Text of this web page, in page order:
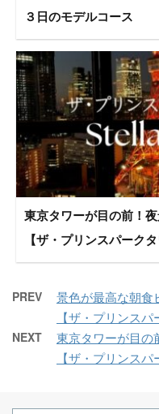
３日のモデルコース
東京タワーが目の前！
【ザ・プリンスパークタ
PREV
景色が最高な朝食
【ザ・プリンスパ
NEXT
東京タワーが目の
【ザ・プリンスパ